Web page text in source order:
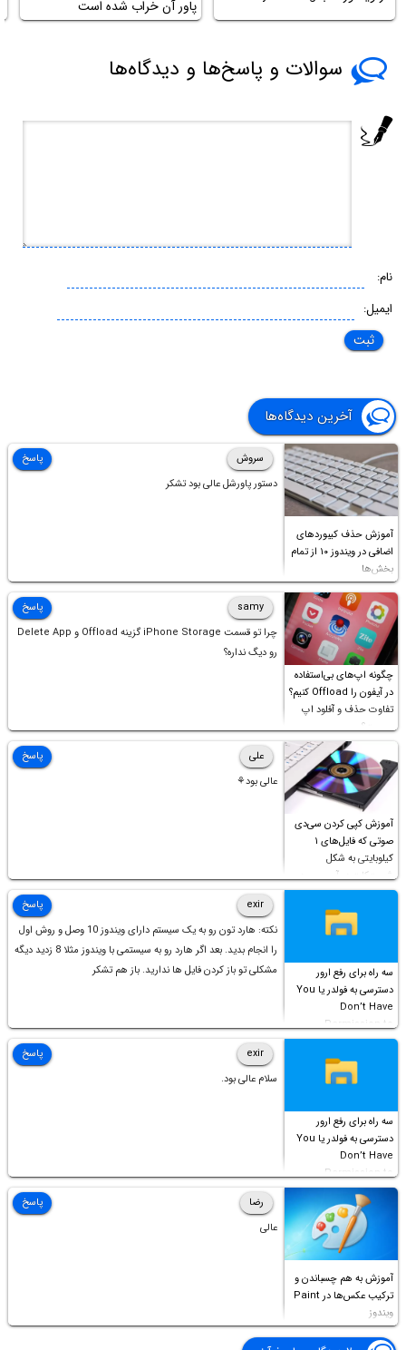
پاور آن خراب شده است
سوالات و پاسخ‌ها و دیدگاه‌ها
نام:
ایمیل:
آخرین دیدگاه‌ها
آموزش حذف کیبوردهای
اضافی در ویندوز ۱۰ از تمام
بخش‌ها
سروش
دستور پاورشل عالی بود تشکر
پاسخ
چگونه اپ‌های بی‌استفاده
در آیفون را Offload کنیم؟
تفاوت حذف و آفلود اپ
چیست؟
samy
چرا تو قسمت iPhone Storage گزینه Offload و Delete App
رو دیگ نداره؟
پاسخ
آموزش کپی کردن سی‌دی
صوتی که فایل‌های ۱
کیلوبایتی به شکل
شورت‌کات در آن موجود
است!
علی
عالی بود⚘
پاسخ
سه راه برای رفع ارور
دسترسی به فولدر یا You
Don’t Have
Permission to
Access this folder
exir
نکته: هارد تون رو به یک سیستم دارای ویندوز 10 وصل و روش اول
را انجام بدید. بعد اگر هارد رو به سیستمی با ویندوز مثلا 8 زدید دیگه
مشکلی تو باز کردن فایل ها ندارید. باز هم تشکر
پاسخ
سه راه برای رفع ارور
دسترسی به فولدر یا You
Don’t Have
Permission to
Access this folder
exir
سلام عالی بود.
پاسخ
آموزش به هم چسباندن و
ترکیب عکس‌ها در Paint
ویندوز
رضا
عالی
پاسخ